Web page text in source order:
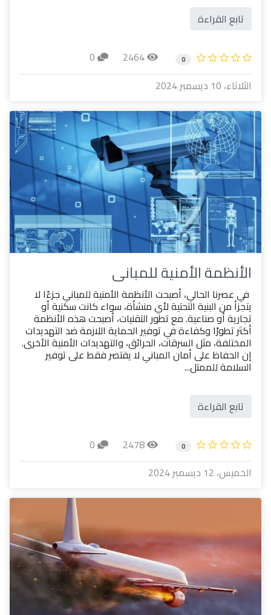
تابع القراءة
0
الثلاثاء، 10 ديسمبر 2024
الأنظمة الأمنية للمباني
في عصرنا الحالي، أصبحت الأنظمة الأمنية للمباني جزءًا لا
يتجزأ من البنية التحتية لأي منشأة، سواء كانت سكنية أو
تجارية أو صناعية. مع تطور التقنيات، أصبحت هذه الأنظمة
أكثر تطورًا وكفاءة في توفير الحماية اللازمة ضد التهديدات
المختلفة، مثل السرقات، الحرائق، والتهديدات الأمنية الأخرى.
إن الحفاظ على أمان المباني لا يقتصر فقط على توفير
السلامة للممتل...
تابع القراءة
0
الخميس، 12 ديسمبر 2024